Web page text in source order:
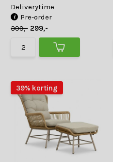
Deliverytime
Pre-order
399,- 299,-
39% korting